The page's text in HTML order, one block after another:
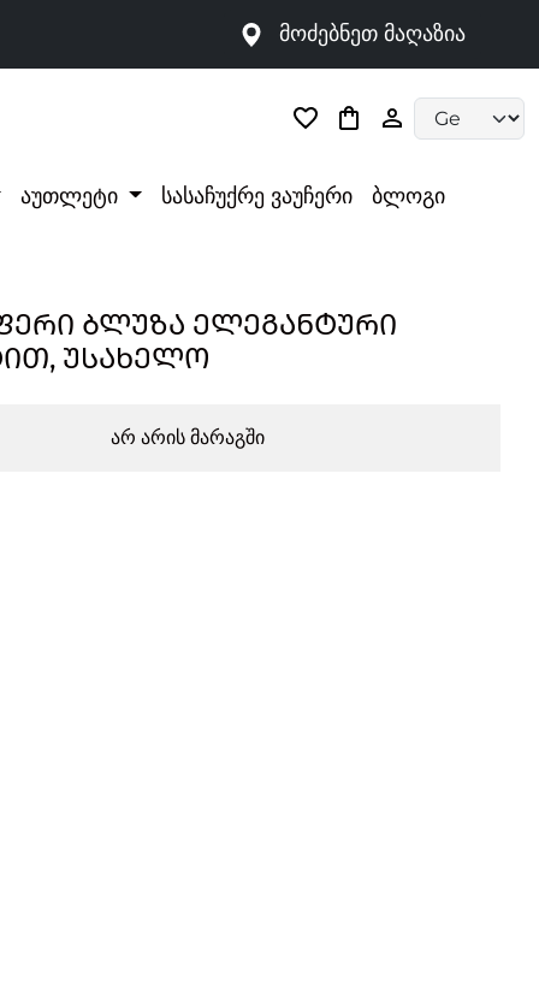
მოძებნეთ მაღაზია
აუთლეტი სასაჩუქრე ვაუჩერი ბლოგი
ᲑᲚᲣᲖᲐ ᲔᲚᲔᲒᲐᲜᲢᲣᲠᲘ
ᲣᲡᲐᲮᲔᲚᲝ
არ არის მარაგში